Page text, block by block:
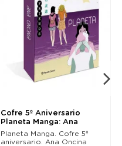
Cofre 5º Aniversario
Planeta Manga: Ana
Oncina
Planeta Manga. Cofre 5º
aniversario. Ana Oncina